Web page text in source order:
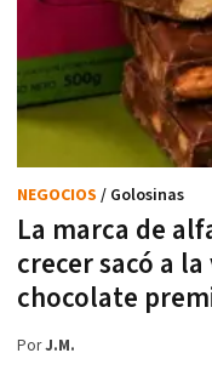
La marca de
crecer sacó a
chocolate
NEGOCIOS / Golosinas
PorJ.M.